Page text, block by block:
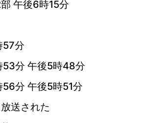
午後6時15分
57分
分 午後5時48分
分 午後5時51分
送された